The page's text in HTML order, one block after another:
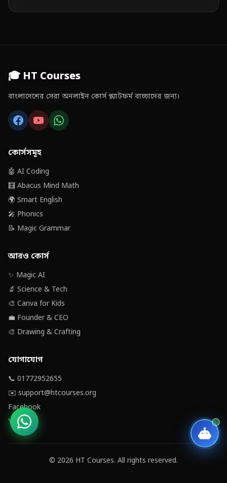
🎓 HT Courses
বাংলাদেশের সেরা অনলাইন কোর্স প্ল্যাটফর্ম বাচ্চাদের জন্য।
কোর্সসমূহ
🤖 AI Coding
🧮 Abacus Mind Math
🌍 Smart English
🎤 Phonics
📝 Magic Grammar
আরও কোর্স
✨ Magic AI
🔬 Science & Tech
🎨 Canva for Kids
💼 Founder & CEO
🎨 Drawing & Crafting
যোগাযোগ
📞 01772952655
✉️ support@htcourses.org
Facebook
YouTube
© 2026 HT Courses. All rights reserved.